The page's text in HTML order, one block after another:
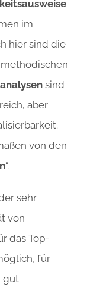
im
hier sind die
sind
aber
von den
“.
sehr
von
das Top-
für
gut